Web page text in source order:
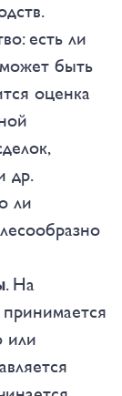
есть ли
быть
оценка
др.
ли
. На
или